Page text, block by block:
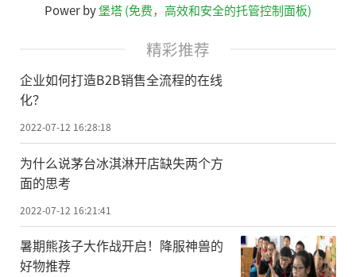
Power by堡塔 (免费，高效和安全的托管控制面板)
精彩推荐
企业如何打造B2B销售全流程的在线
化？
2022-07-12 16:28:18
为什么说茅台冰淇淋开店缺失两个方
面的思考
2022-07-12 16:21:41
暑期熊孩子大作战开启！降服神兽的
好物推荐